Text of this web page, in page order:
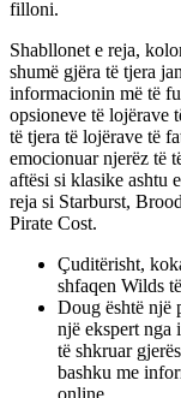
filloni.
Shabllonet e reja,
shumë gjëra të tjera
informacionin më të
opsioneve të lojërave
të tjera të lojërave të
emocionuar njerëz të
aftësi si klasike ashtu
reja si Starburst,
Pirate Cost.
Çuditërisht,
shfaqen Wilds
Doug është një
një ekspert nga
të shkruar
bashku me
online.